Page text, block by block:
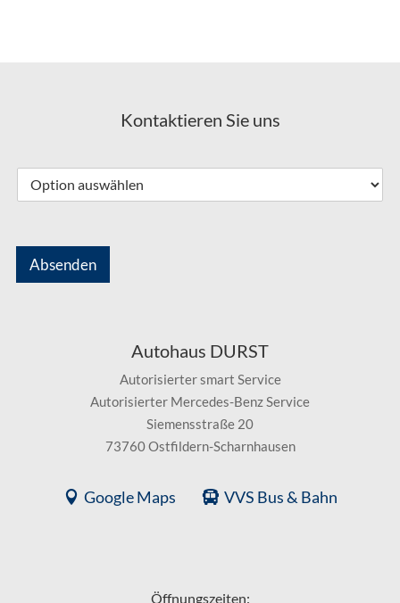
Kontaktieren Sie uns
Absenden
Autohaus DURST
Autorisierter smart Service
Autorisierter Mercedes-Benz Service
Siemensstraße 20
73760 Ostfildern-Scharnhausen
Google Maps VVS Bus & Bahn
Öffnungszeiten: